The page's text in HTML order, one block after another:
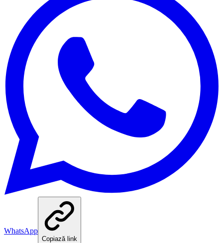
WhatsApp
Copiază link